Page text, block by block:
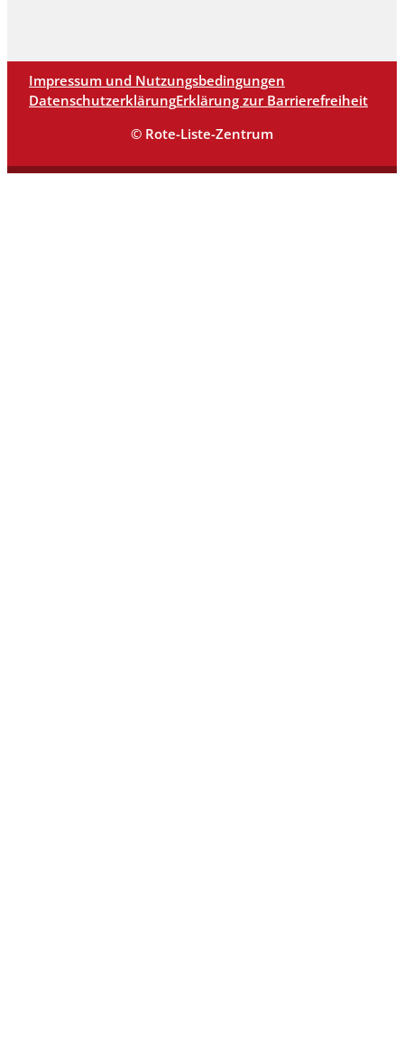
Impressum und Nutzungsbedingungen
DatenschutzerklärungErklärung zur Barrierefreiheit
© Rote-Liste-Zentrum